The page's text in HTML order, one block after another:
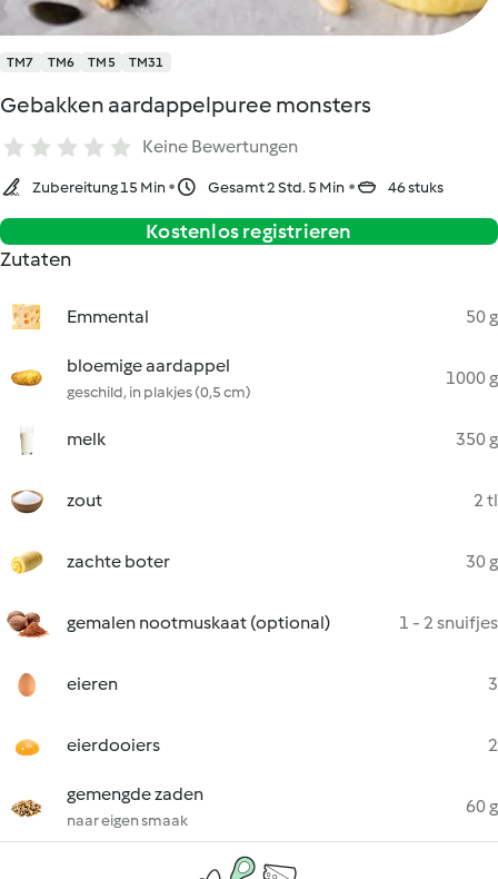
TM7 TM6 TM5 TM31
Gebakken aardappelpuree monsters
Keine Bewertungen
Zubereitung 15 Min Gesamt 2 Std. 5 Min 46 stuks
Kostenlos registrieren
Zutaten
Emmental 50 g
bloemige aardappel
geschild, in plakjes (0,5 cm)
1000 g
melk 350 g
zout 2 tl
zachte boter 30 g
gemalen nootmuskaat (optional) 1 - 2 snuifjes
eieren 3
eierdooiers 2
gemengde zaden
naar eigen smaak
60 g